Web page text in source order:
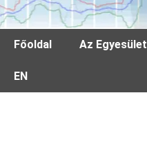
Főoldal Az Egyesület
EN